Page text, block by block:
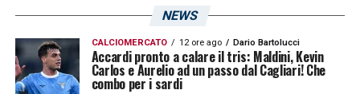
NEWS
CALCIOMERCATO 12 ore ago Dario Bartolucci
Accardi pronto a calare il tris: Maldini, Kevin
Carlos e Aurelio ad un passo dal Cagliari! Che
combo per i sardi